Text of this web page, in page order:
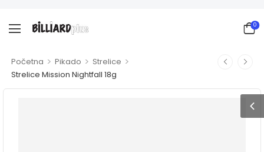
0
Početna > Pikado > Strelice >
Strelice Mission Nightfall 18g